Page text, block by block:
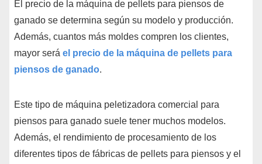
El precio de la máquina de pellets para piensos de
ganado se determina según su modelo y producción.
Además, cuantos más moldes compren los clientes,
mayor será el precio de la máquina de pellets para
piensos de ganado.
Este tipo de máquina peletizadora comercial para
piensos para ganado suele tener muchos modelos.
Además, el rendimiento de procesamiento de los
diferentes tipos de fábricas de pellets para piensos y el